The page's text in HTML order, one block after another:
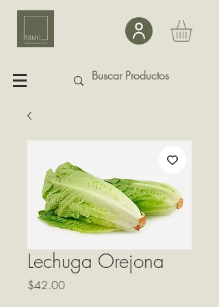
Lechuga Orejona
$42.00Precio